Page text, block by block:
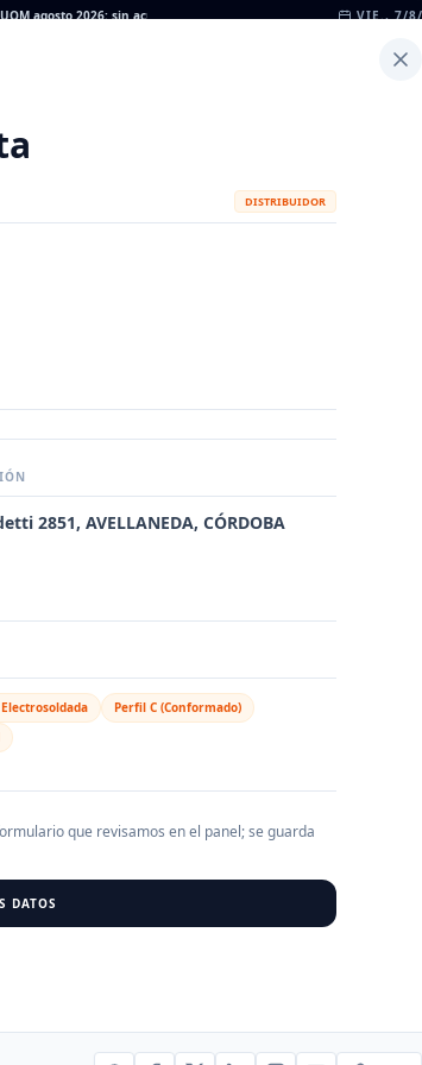
2026: sin acuerdo, siguen vigentes los valores de abril •
VIE., 7/
FABRICANTES
DISTRIBUIDOR
2851, AVELLANEDA, CÓRDOBA
Perfil C (Conformado)
que revisamos en el panel; se guarda
DATOS